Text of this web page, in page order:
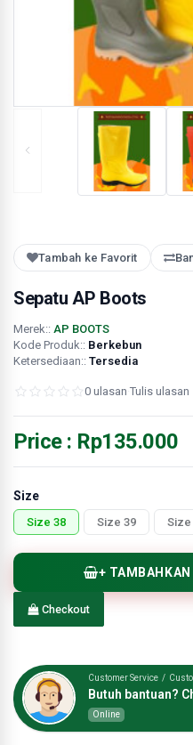
Tambah ke Favorit
Sepatu AP Boots
Merek:: AP BOOTS
Kode Produk:: Berkebun
Ketersediaan:: Tersedia
0 ulasan Tulis ulasan
Price : Rp135.000
Size
Size 38 Size 39 Size
+ TAMBAHKAN
Checkout
Customer Service /
Butuh bantuan?
Online